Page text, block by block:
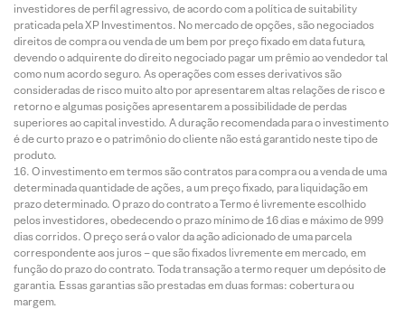
investidores de perfil agressivo, de acordo com a política de suitability
praticada pela XP Investimentos. No mercado de opções, são negociados
direitos de compra ou venda de um bem por preço fixado em data futura,
devendo o adquirente do direito negociado pagar um prêmio ao vendedor tal
como num acordo seguro. As operações com esses derivativos são
consideradas de risco muito alto por apresentarem altas relações de risco e
retorno e algumas posições apresentarem a possibilidade de perdas
superiores ao capital investido. A duração recomendada para o investimento
é de curto prazo e o patrimônio do cliente não está garantido neste tipo de
produto.
O investimento em termos são contratos para compra ou a venda de uma
determinada quantidade de ações, a um preço fixado, para liquidação em
prazo determinado. O prazo do contrato a Termo é livremente escolhido
pelos investidores, obedecendo o prazo mínimo de 16 dias e máximo de 999
dias corridos. O preço será o valor da ação adicionado de uma parcela
correspondente aos juros – que são fixados livremente em mercado, em
função do prazo do contrato. Toda transação a termo requer um depósito de
garantia. Essas garantias são prestadas em duas formas: cobertura ou
margem.